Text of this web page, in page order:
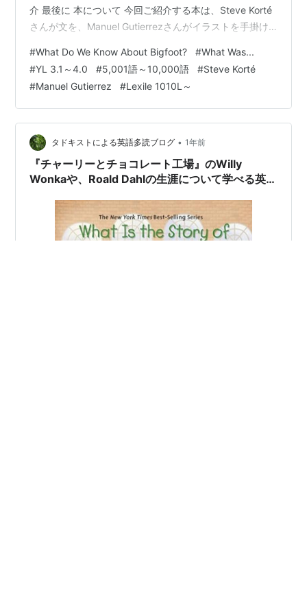
介 最後に 本について 今回ご紹介する本は、Steve Korté
さんが文を、Manuel Gutierrezさんがイラストを手掛け
す。 元々は、アメリカの子ども向けに書かれた本です
が、日本でも多読用として人気のあるシリーズです。 YL
2.8～3.8程度 語数は8,021語 Lexile: 1050L シリーズ：
What Was...の本です。 What Do…
#What Do We Know About Bigfoot? #What Was...
#YL 3.1～4.0 #5,001語～10,000語 #Steve Korté
#Manuel Gutierrez #Lexile 1010L～
タドキストによる英語多読ブログ • 1年前
『チャーリーとチョコレート工場』のWilly
Wonkaや、Roald Dahlの生涯について学べる英語
ご紹介